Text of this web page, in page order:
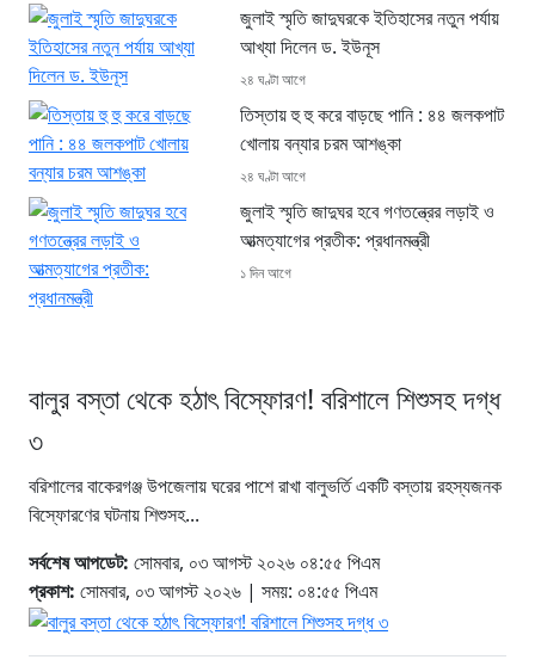
জুলাই স্মৃতি জাদুঘরকে ইতিহাসের নতুন পর্যায়
আখ্যা দিলেন ড. ইউনূস
২৪ ঘণ্টা আগে
তিস্তায় হু হু করে বাড়ছে পানি : ৪৪ জলকপাট
খোলায় বন্যার চরম আশঙ্কা
২৪ ঘণ্টা আগে
জুলাই স্মৃতি জাদুঘর হবে গণতন্ত্রের লড়াই ও
আত্মত্যাগের প্রতীক: প্রধানমন্ত্রী
১ দিন আগে
বালুর বস্তা থেকে হঠাৎ বিস্ফোরণ! বরিশালে শিশুসহ দগ্ধ
৩
বরিশালের বাকেরগঞ্জ উপজেলায় ঘরের পাশে রাখা বালুভর্তি একটি বস্তায় রহস্যজনক
বিস্ফোরণের ঘটনায় শিশুসহ...
সর্বশেষ আপডেট: সোমবার, ০৩ আগস্ট ২০২৬ ০৪:৫৫ পিএম
প্রকাশ: সোমবার, ০৩ আগস্ট ২০২৬ | সময়: ০৪:৫৫ পিএম